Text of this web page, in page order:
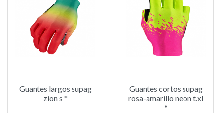
Guantes largos supag
zion s *
Guantes cortos supag
rosa-amarillo neon t.xl
*